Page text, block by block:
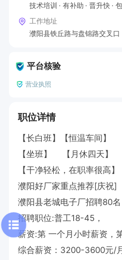
技术培训
有补助 晋升快
工作地址
濮阳县铁丘路与盘锦路交叉口
平台核验
营业执照
职位详情
【长白班】【恒温车间】
【坐班】    【月休四天】
【干净轻松，在职率很高】
濮阳好厂家重点推荐[庆祝]
濮阳县老城电子厂招聘80名
招聘职位:普工18-45，
薪资:第 一个月小时薪资，
综合薪资：3200-3600元/